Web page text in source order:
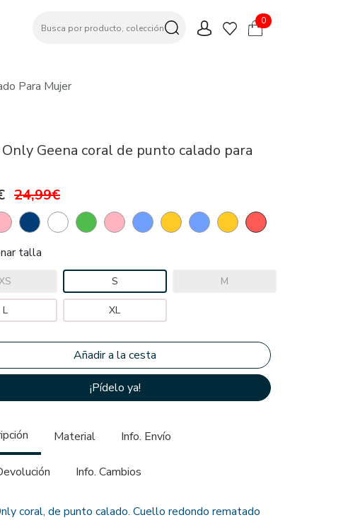
0
Para Mujer
Only Geena coral de punto calado para
24,99€
talla
S M
L XL
¡Pídelo ya!
Material Info. Envío
Info. Cambios
coral, de punto calado. Cuello redondo rematado